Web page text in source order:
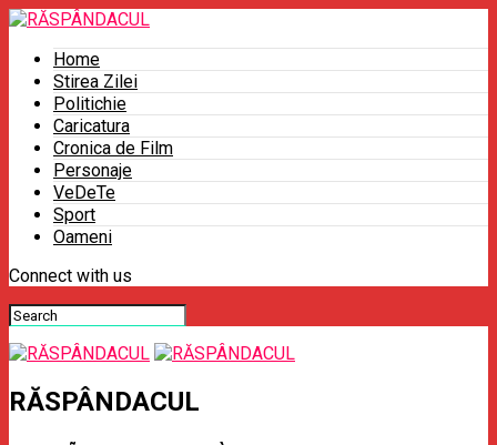
Home
Stirea Zilei
Politichie
Caricatura
Cronica de Film
Personaje
VeDeTe
Sport
Oameni
Connect with us
RĂSPÂNDACUL